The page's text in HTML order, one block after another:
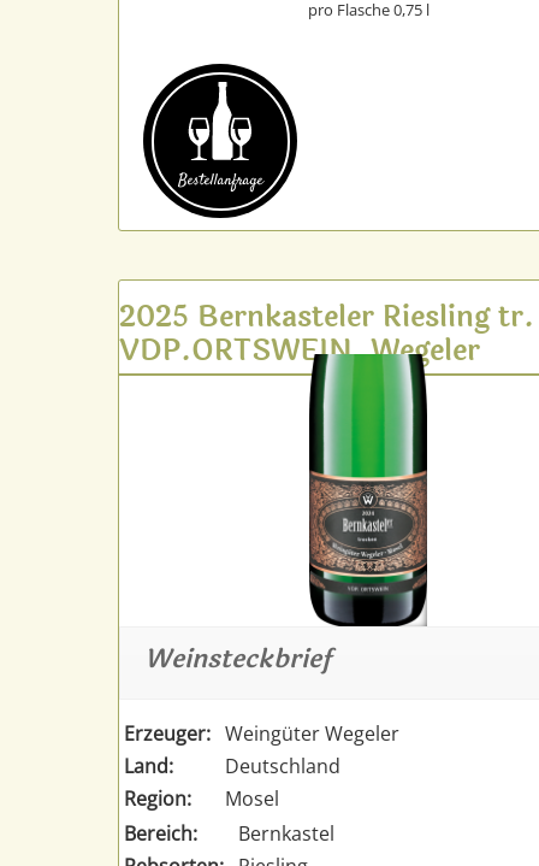
pro Flasche 0,75 l
Bestell­anfrage
2025 Bernkasteler Riesling tr.
VDP.ORTSWEIN, Wegeler
Weinsteckbrief
Erzeuger: Weingüter Wegeler
Land:
Deutschland
Region:
Mosel
Bereich:
Bernkastel